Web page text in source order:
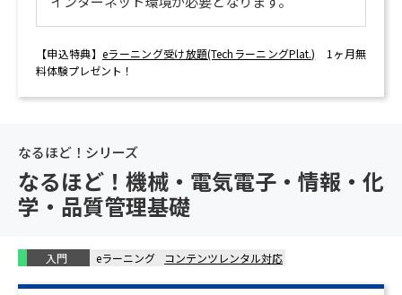
【申込特典】 eラーニング受け放題(TechラーニングPlat.) 1ヶ月無
料体験プレゼント！
なるほど！シリーズ
なるほど！機械・電気電子・情報・化
学・品質管理基礎
入門 eラーニング コンテンツレンタル対応